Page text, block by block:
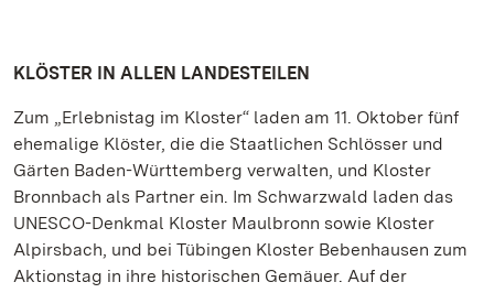
KLÖSTER IN ALLEN LANDESTEILEN
Zum „Erlebnistag im Kloster“ laden am 11. Oktober fünf
ehemalige Klöster, die die Staatlichen Schlösser und
Gärten Baden-Württemberg verwalten, und Kloster
Bronnbach als Partner ein. Im Schwarzwald laden das
UNESCO-Denkmal Kloster Maulbronn sowie Kloster
Alpirsbach, und bei Tübingen Kloster Bebenhausen zum
Aktionstag in ihre historischen Gemäuer. Auf der